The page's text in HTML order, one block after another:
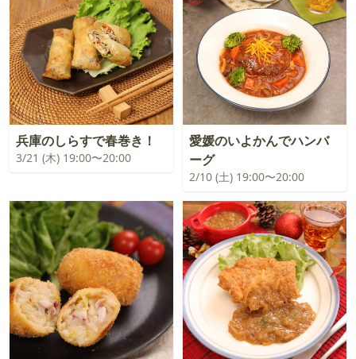
兵庫のしらすで春巻き！
3/21 (木) 19:00〜20:00
愛媛のいよかんでハンバ
ーグ
2/10 (土) 19:00〜20:00